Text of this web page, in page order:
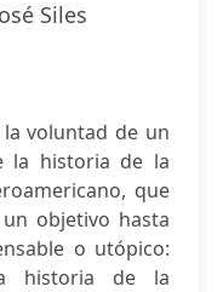
Siles
voluntad de un
la historia de la
que
objetivo hasta
o utópico:
historia de la